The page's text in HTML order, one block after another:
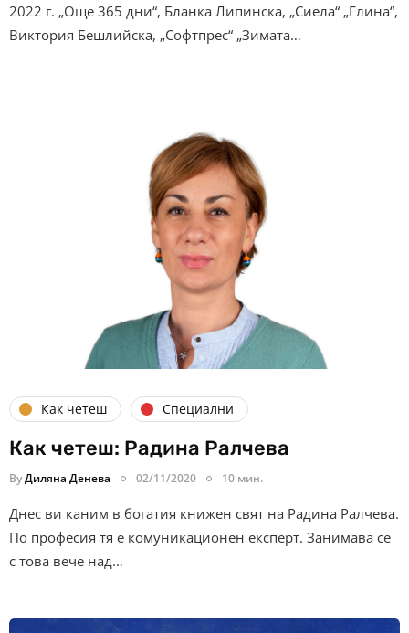
2022 г. „Още 365 дни“, Бланка Липинска, „Сиела“ „Глина“,
Виктория Бешлийска, „Софтпрес“ „Зимата…
Как четеш Специални
Как четеш: Радина Ралчева
ByДиляна Денева 02/11/2020 10 мин.
Днес ви каним в богатия книжен свят на Радина Ралчева.
По професия тя е комуникационен експерт. Занимава се
с това вече над…